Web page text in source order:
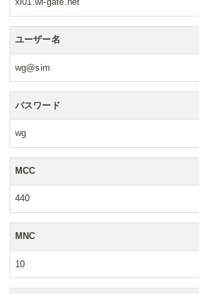
ユーザー名
wg@sim
パスワード
wg
MCC
440
MNC
10